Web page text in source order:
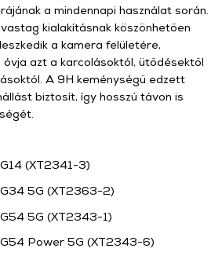
a mindennapi használat során.
kialakításnak köszönhetően
a kamera felületére,
óvja azt a karcolásoktól, ütődésektől
A 9H keménységű edzett
biztosít, így hosszú távon is
(XT2341-3)
5G (XT2363-2)
5G (XT2343-1)
Power 5G (XT2343-6)